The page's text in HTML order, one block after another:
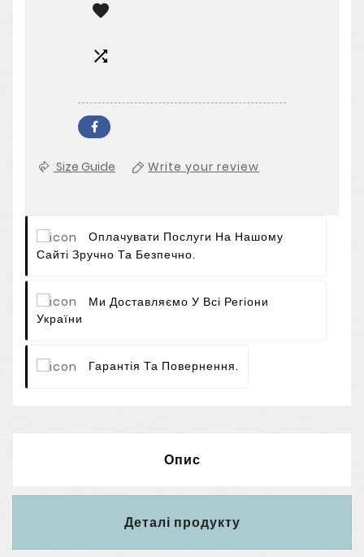


Size Guide Write your review
Оплачувати Послуги На Нашому
Сайті Зручно Та Безпечно.
Ми Доставляємо У Всі Регіони
України
Гарантія Та Повернення.
Опис
Деталі продукту